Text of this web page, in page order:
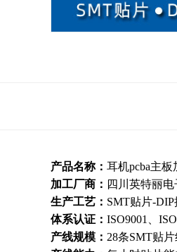
产品名称： 耳机pcba主板
加工厂商： 四川英特丽
生产工艺： SMT贴片-
体系认证： ISO9001、
产线规模： 28条SMT贴